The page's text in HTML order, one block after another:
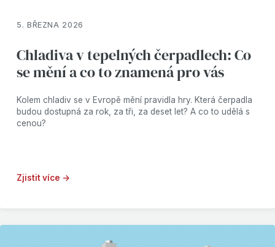
5. BŘEZNA 2026
Chladiva v tepelných čerpadlech: Co
se mění a co to znamená pro vás
Kolem chladiv se v Evropě mění pravidla hry. Která čerpadla
budou dostupná za rok, za tři, za deset let? A co to udělá s
cenou?
Zjistit více →